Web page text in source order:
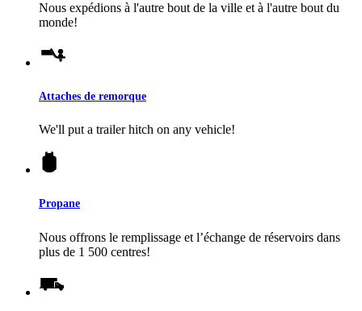
Nous expédions à l'autre bout de la ville et à l'autre bout du
monde!
Attaches de remorque
We'll put a trailer hitch on any vehicle!
Propane
Nous offrons le remplissage et l’échange de réservoirs dans
plus de 1 500 centres!